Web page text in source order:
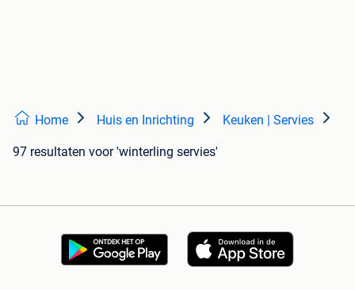
Home Huis en Inrichting Keuken | Servies
97 resultaten voor 'winterling servies'